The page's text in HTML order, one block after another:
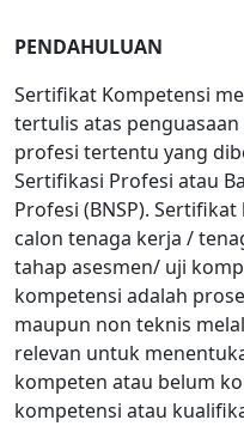
PENDAHULUAN
Sertifikat Kompetensi
tertulis atas
profesi tertentu yang
Sertifikasi Profesi atau
Profesi (BNSP).
calon tenaga kerja /
tahap asesmen/ uji
kompetensi adalah
maupun non teknis
relevan untuk
kompeten atau belum
kompetensi atau